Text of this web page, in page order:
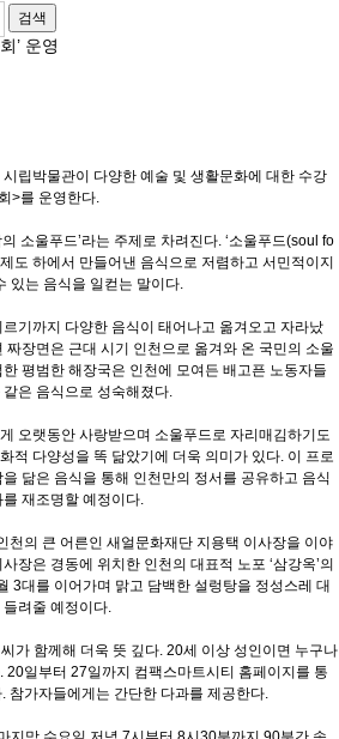
검색
’ 운영
립박물관이 다양한 예술 및 생활문화에 대한 수강
>를 운영한다.
소울푸드’라는 주제로 차려진다. ‘소울푸드(soul fo
도 하에서 만들어낸 음식으로 저렴하고 서민적이지
있는 음식을 일컫는 말이다.
기까지 다양한 음식이 태어나고 옮겨오고 자라났
짜장면은 근대 시기 인천으로 옮겨와 온 국민의 소울
평범한 해장국은 인천에 모여든 배고픈 노동자들
은 음식으로 성숙해졌다.
오랫동안 사랑받으며 소울푸드로 자리매김하기도
적 다양성을 똑 닮았기에 더욱 의미가 있다. 이 프로
닮은 음식을 통해 인천만의 정서를 공유하고 음식
재조명할 예정이다.
천의 큰 어른인 새얼문화재단 지용택 이사장을 이야
장은 경동에 위치한 인천의 대표적 노포 ‘삼강옥’의
3대를 이어가며 맑고 담백한 설렁탕을 정성스레 대
려줄 예정이다.
가 함께해 더욱 뜻 깊다. 20세 이상 성인이면 누구나
20일부터 27일까지 컴팩스마트시티 홈페이지를 통
참가자들에게는 간단한 다과를 제공한다.